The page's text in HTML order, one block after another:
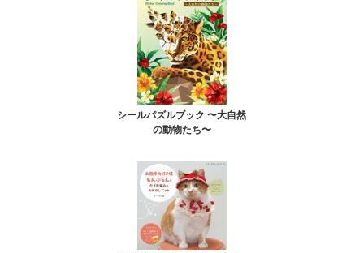
シールパズルブック 〜大自然
の動物たち〜